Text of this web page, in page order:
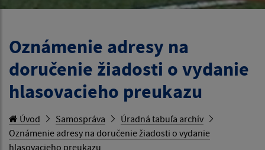
Oznámenie adresy na
doručenie žiadosti o vydanie
hlasovacieho preukazu
Úvod Samospráva
Úradná tabuľa archív
Oznámenie adresy na doručenie žiadosti o vydanie
hlasovacieho preukazu